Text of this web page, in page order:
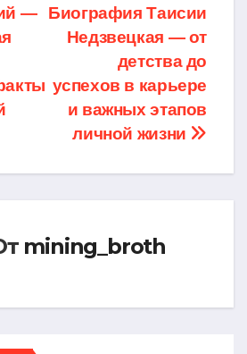
Биография Таисии
Недзвецкая — от
детства до
успехов в карьере
и важных этапов
личной жизни
—
mining_broth